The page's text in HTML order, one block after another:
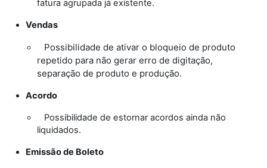
fatura agrupada já existente.
Vendas
Possibilidade de ativar o bloqueio de produto
repetido para não gerar erro de digitação,
separação de produto e produção.
Acordo
Possibilidade de estornar acordos ainda não
liquidados.
Emissão de Boleto